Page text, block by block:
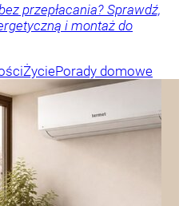
przepłacania? Sprawdź,
i montaż do
ŻyciePorady domowe